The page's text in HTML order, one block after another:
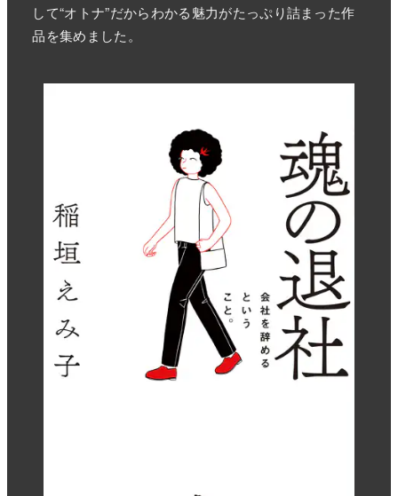
して“オトナ”だからわかる魅力がたっぷり詰まった作
品を集めました。